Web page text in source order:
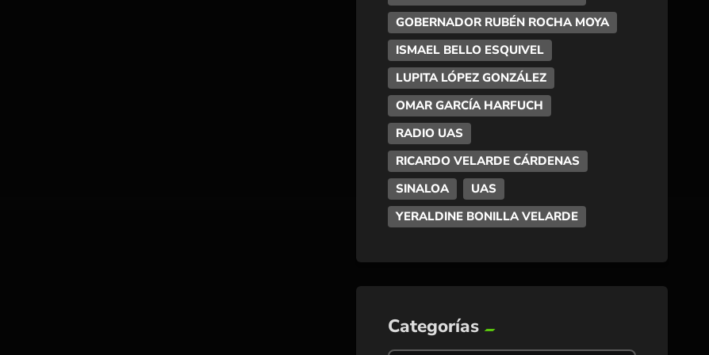
GOBERNADOR RUBÉN ROCHA MOYA
ISMAEL BELLO ESQUIVEL
LUPITA LÓPEZ GONZÁLEZ
OMAR GARCÍA HARFUCH
RADIO UAS
RICARDO VELARDE CÁRDENAS
SINALOA
UAS
YERALDINE BONILLA VELARDE
Categorías